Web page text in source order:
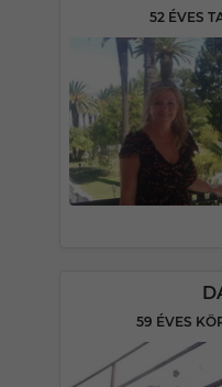
52 ÉVES
59 ÉVES